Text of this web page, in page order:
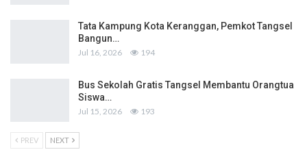
Tata Kampung Kota Keranggan, Pemkot Tangsel
Bangun…
Jul 16, 2026 194
Bus Sekolah Gratis Tangsel Membantu Orangtua
Siswa…
Jul 15, 2026 193
PREV NEXT